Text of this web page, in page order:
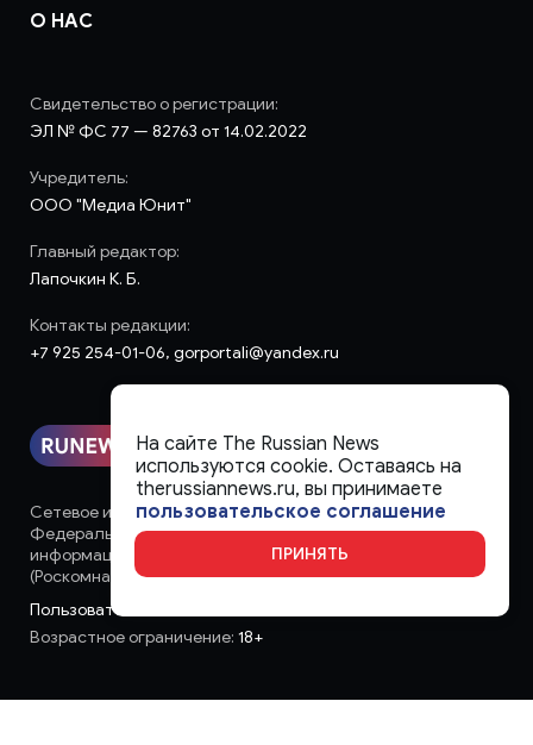
О НАС
Сетевое издание «runews» (18+) зарегистрировано в
Федеральной службе по надзору в сфере связи,
информационных технологий и массовых коммуникаций
(Роскомнадзор)
Пользовательское соглашение
Возрастное ограничение: 18+
Свидетельство о регистрации:
ЭЛ № ФС 77 — 82763 от 14.02.2022
Учредитель:
ООО "Медиа Юнит"
Главный редактор:
Лапочкин К. Б.
Контакты редакции:
+7 925 254-01-06, gorportali@yandex.ru
На сайте The Russian News
используются cookie. Оставаясь на
therussiannews.ru, вы принимаете
пользовательское соглашение
ПРИНЯТЬ